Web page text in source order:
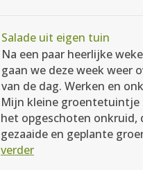
Salade uit eigen tuin
Na een paar heerlijke
gaan we deze week weer
van de dag. Werken en
Mijn kleine groentetuintje
het opgeschoten onkruid,
gezaaide en geplante
verder